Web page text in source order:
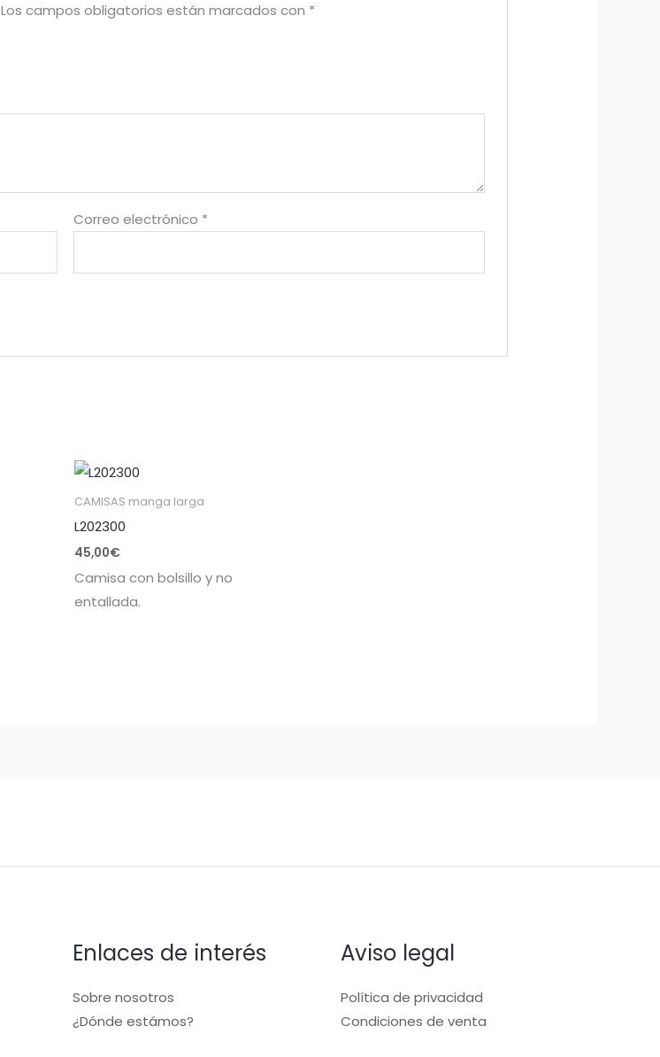
Los campos obligatorios están marcados con *
Correo electrónico *
CAMISAS manga larga
L202300
45,00€
Camisa con bolsillo y no
entallada.
Enlaces de interés
Sobre nosotros
¿Dónde estámos?
Aviso legal
Política de privacidad
Condiciones de venta